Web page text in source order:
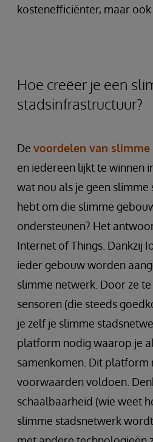
kostenefficiënter, maar ook
Hoe creëer je een
stadsinfrastructuur?
De voordelen van slimme
en iedereen lijkt te winnen
wat nou als je geen
hebt om die slimme
ondersteunen? Het
Internet of Things. Dankzij
ieder gebouw worden
slimme netwerk. Door ze
sensoren (die steeds
je zelf je slimme
platform nodig waarop je
samenkomen. Dit platform
voorwaarden voldoen.
schaalbaarheid (wie weet
slimme stadsnetwerk